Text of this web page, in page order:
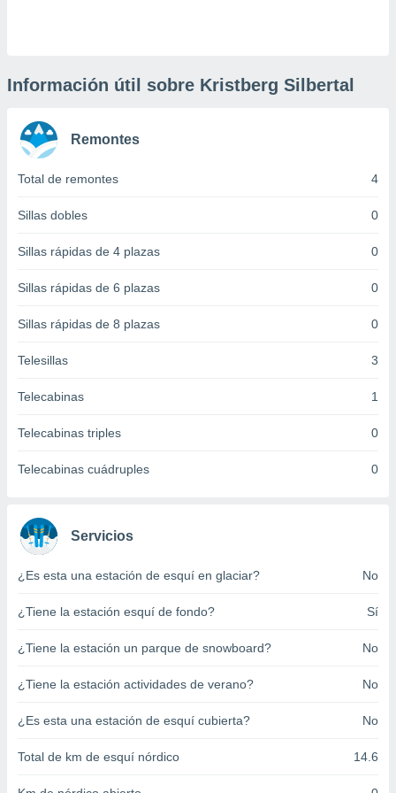
únicos
similares
como
de
en
a lo que
su
en
en
de
o acceder
perfiles
Información útil sobre Kristberg Silbertal
Remontes
Total de remontes 4
Sillas dobles 0
Sillas rápidas de 4 plazas 0
Sillas rápidas de 6 plazas 0
Sillas rápidas de 8 plazas 0
Telesillas 3
Telecabinas 1
Telecabinas triples 0
Telecabinas cuádruples 0
Servicios
¿Es esta una estación de esquí en glaciar? No
¿Tiene la estación esquí de fondo? Sí
¿Tiene la estación un parque de snowboard? No
¿Tiene la estación actividades de verano? No
¿Es esta una estación de esquí cubierta? No
Total de km de esquí nórdico 14.6